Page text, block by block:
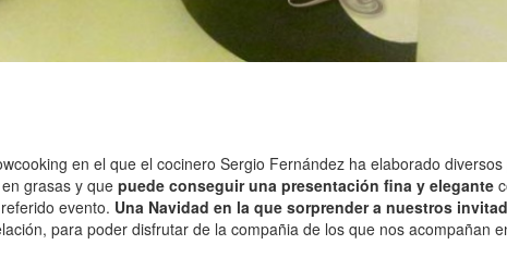
en el que el cocinero Sergio Fernández ha elaborado
grasas y que puede conseguir una presentación fina y elegante
evento. Una Navidad en la que sorprender a nuestros
para poder disfrutar de la compañia de los que nos acompañan